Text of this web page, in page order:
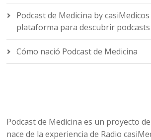
Podcast de Medicina by
plataforma para descubrir podcasts
Cómo nació Podcast de Medicina
Podcast de Medicina es un proyecto
nace de la experiencia de Radio